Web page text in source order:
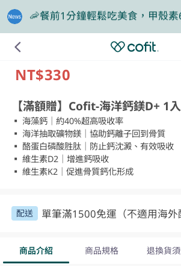
🎁買大餐包送蛋白飲，滿額再抽豪
❤️老爸我來守護，專區商品任2件
NT$330
【滿額贈】Cofit-海洋鈣鎂D+ 1
▪︎ 海藻鈣｜約40%超高吸收率
▪︎ 海洋抽取礦物鎂｜協助鈣離子回到骨質
▪︎ 酪蛋白磷酸胜肽｜防止鈣沈澱、有效吸收
▪︎ 維生素D2｜增進鈣吸收
▪︎ 維生素K2｜促進骨質鈣化形成
配送 單筆滿1500免運（不適用海外
商品介紹 商品規格 退換貨